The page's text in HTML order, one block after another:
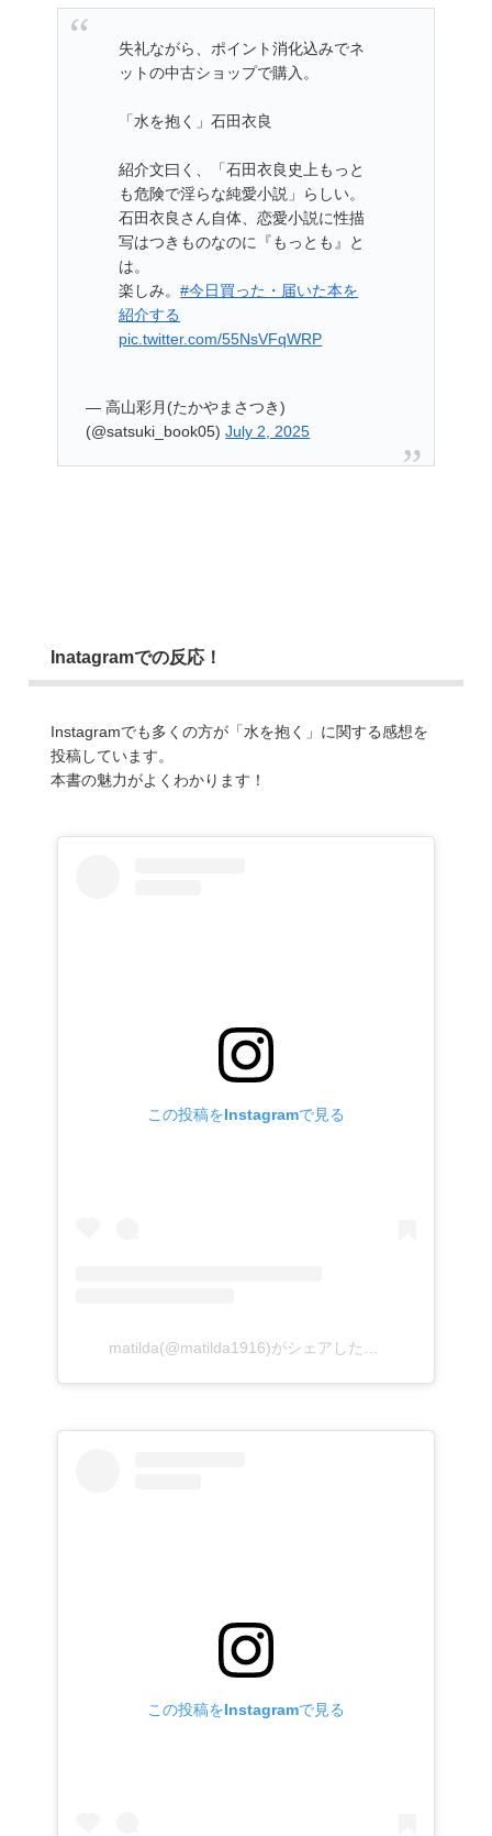
失礼ながら、ポイント消化込みでネ
ットの中古ショップで購入。
「水を抱く」石田衣良
紹介文曰く、「石田衣良史上もっと
も危険で淫らな純愛小説」らしい。
石田衣良さん自体、恋愛小説に性描
写はつきものなのに『もっとも』と
は。
楽しみ。#今日買った・届いた本を
紹介する
pic.twitter.com/55NsVFqWRP
— 高山彩月(たかやまさつき)
(@satsuki_book05)July 2, 2025
Inatagramでの反応！
Instagramでも多くの方が「水を抱く」に関する感想を
投稿しています。
本書の魅力がよくわかります！
この投稿をInstagramで見る
matilda(@matilda1916)がシェアした投稿
この投稿をInstagramで見る